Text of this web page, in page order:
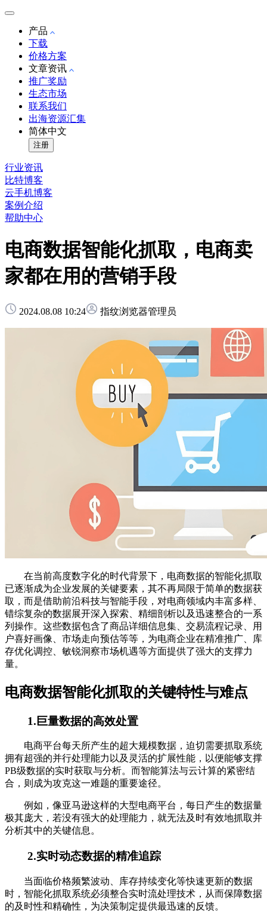
产品
下载
价格方案
文章资讯
推广奖励
生态市场
联系我们
出海资源汇集
简体中文
注册
行业资讯
比特博客
云手机博客
案例介绍
帮助中心
电商数据智能化抓取，电商卖
家都在用的营销手段
2024.08.08 10:24 指纹浏览器管理员
在当前高度数字化的时代背景下，电商数据的智能化抓取
已逐渐成为企业发展的关键要素，其不再局限于简单的数据获
取，而是借助前沿科技与智能手段，对电商领域内丰富多样、
错综复杂的数据展开深入探索、精细剖析以及迅速整合的一系
列操作。这些数据包含了商品详细信息集、交易流程记录、用
户喜好画像、市场走向预估等等，为电商企业在精准推广、库
存优化调控、敏锐洞察市场机遇等方面提供了强大的支撑力
量。
电商数据智能化抓取的关键特性与难点
1.巨量数据的高效处置
电商平台每天所产生的超大规模数据，迫切需要抓取系统
拥有超强的并行处理能力以及灵活的扩展性能，以便能够支撑
PB级数据的实时获取与分析。而智能算法与云计算的紧密结
合，则成为攻克这一难题的重要途径。
例如，像亚马逊这样的大型电商平台，每日产生的数据量
极其庞大，若没有强大的处理能力，就无法及时有效地抓取并
分析其中的关键信息。
2.实时动态数据的精准追踪
当面临价格频繁波动、库存持续变化等快速更新的数据
时，智能化抓取系统必须整合实时流处理技术，从而保障数据
的及时性和精确性，为决策制定提供最迅速的反馈。